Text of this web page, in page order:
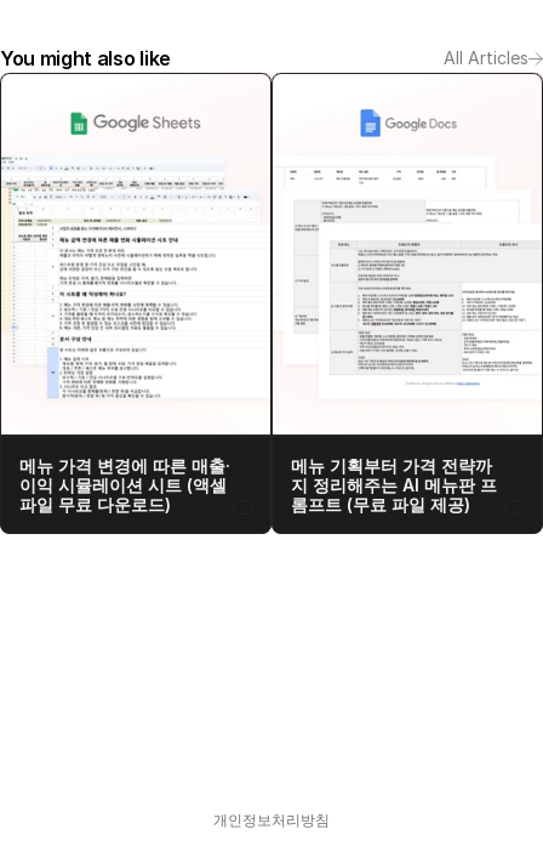
You might also like All Articles
메뉴 가격 변경에 따른 매출·
이익 시뮬레이션 시트 (액셀
파일 무료 다운로드)
메뉴 기획부터 가격 전략까
지 정리해주는 AI 메뉴판 프
롬프트 (무료 파일 제공)
개인정보처리방침